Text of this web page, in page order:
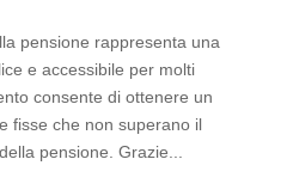
pensione rappresenta una
e accessibile per molti
consente di ottenere un
fisse che non superano il
pensione. Grazie...